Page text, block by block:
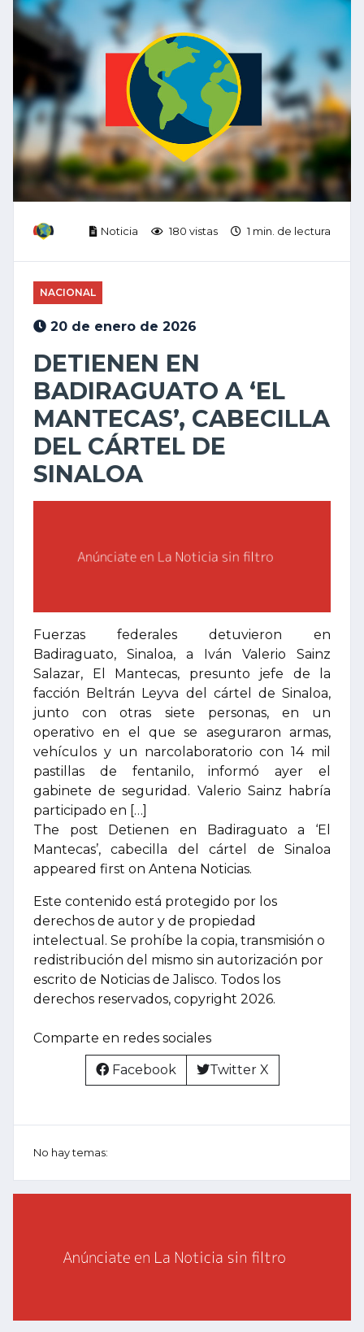
Noticia 180 vistas 1 min. de lectura
NACIONAL
20 de enero de 2026
DETIENEN EN
BADIRAGUATO A ‘EL
MANTECAS’, CABECILLA
DEL CÁRTEL DE
SINALOA
Fuerzas federales detuvieron en
Badiraguato, Sinaloa, a Iván Valerio Sainz
Salazar, El Mantecas, presunto jefe de la
facción Beltrán Leyva del cártel de Sinaloa,
junto con otras siete personas, en un
operativo en el que se aseguraron armas,
vehículos y un narcolaboratorio con 14 mil
pastillas de fentanilo, informó ayer el
gabinete de seguridad. Valerio Sainz habría
participado en […]
The post Detienen en Badiraguato a ‘El
Mantecas’, cabecilla del cártel de Sinaloa
appeared first on Antena Noticias.
Este contenido está protegido por los
derechos de autor y de propiedad
intelectual. Se prohíbe la copia, transmisión o
redistribución del mismo sin autorización por
escrito de Noticias de Jalisco. Todos los
derechos reservados, copyright 2026.
Comparte en redes sociales
Facebook Twitter X
No hay temas: